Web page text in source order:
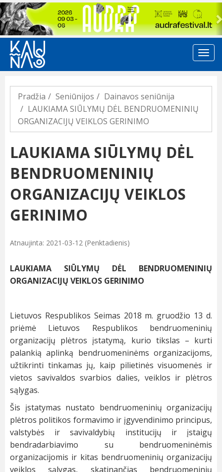
Previous
Pradžia Seniūnijos
Dainavos seniūnija
LAUKIAMA SIŪLYMŲ DĖL BENDRUOMENINIŲ
ORGANIZACIJŲ VEIKLOS GERINIMO
LAUKIAMA SIŪLYMŲ DĖL
BENDRUOMENINIŲ
ORGANIZACIJŲ VEIKLOS
GERINIMO
Atnaujinta: 2021-03-12 (Penktadienis)
LAUKIAMA SIŪLYMŲ DĖL BENDRUOMENINIŲ
ORGANIZACIJŲ VEIKLOS GERINIMO
Lietuvos Respublikos Seimas 2018 m. gruodžio 13 d.
priėmė Lietuvos Respublikos bendruomeninių
organizacijų plėtros įstatymą, kurio tikslas – kurti
palankią aplinką bendruomeninėms organizacijoms,
užtikrinti tinkamas jų, kaip pilietinės visuomenės ir
vietos savivaldos svarbios dalies, veiklos ir plėtros
sąlygas.
Šis įstatymas nustato bendruomeninių organizacijų
plėtros politikos formavimo ir įgyvendinimo principus,
valstybės ir savivaldybių institucijų ir įstaigų
bendradarbiavimo su bendruomeninėmis
organizacijomis ir kitas bendruomeninių organizacijų
veiklos sąlygas, skatinančias bendruomeninių